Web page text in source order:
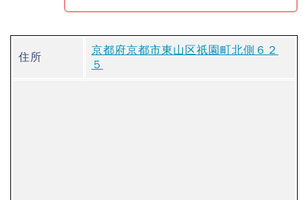
住所
京都府京都市東山区祇園町北側６２
５